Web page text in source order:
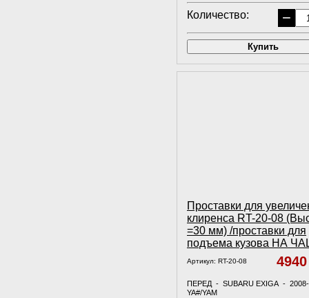
Количество: −
Купить
Проставки для
клиренса RT-20-08
=30 мм) /проставки для
подъема кузова НА
Артикул: RT-20-08
ПЕРЕД - SUBARU EXIGA -
YA#/YAM